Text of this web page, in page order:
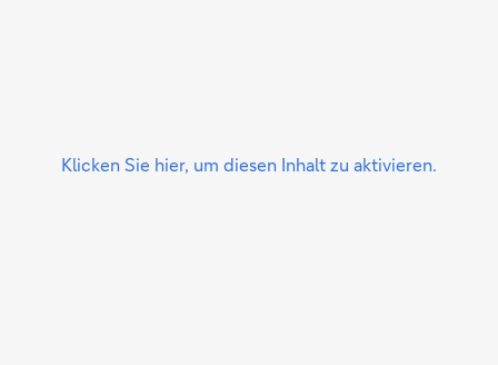
Klicken Sie hier, um diesen Inhalt zu aktivieren.